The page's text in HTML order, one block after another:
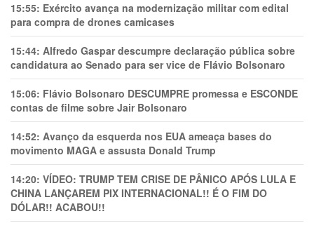
15:55: Exército avança na modernização militar com edital
para compra de drones camicases
15:44: Alfredo Gaspar descumpre declaração pública sobre
candidatura ao Senado para ser vice de Flávio Bolsonaro
15:06: Flávio Bolsonaro DESCUMPRE promessa e ESCONDE
contas de filme sobre Jair Bolsonaro
14:52: Avanço da esquerda nos EUA ameaça bases do
movimento MAGA e assusta Donald Trump
14:20: VÍDEO: TRUMP TEM CRlSE DE PÂNlCO APÓS LULA E
CHINA LANÇAREM PIX INTERNACIONAL!! É O FIM DO
DÓLAR!! ACABOU!!